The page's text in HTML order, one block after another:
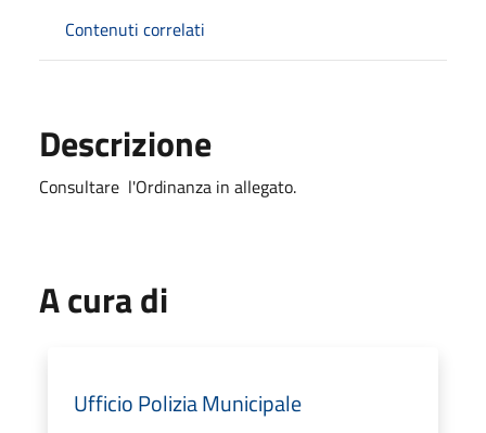
Contenuti correlati
Descrizione
Consultare l'Ordinanza in allegato.
A cura di
Ufficio Polizia Municipale